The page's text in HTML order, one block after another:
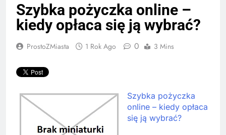
Szybka pożyczka online –
kiedy opłaca się ją wybrać?
ProstoZMiasta 1 Rok Ago 0 3 Mins
Szybka pożyczka
online – kiedy opłaca
się ją wybrać?